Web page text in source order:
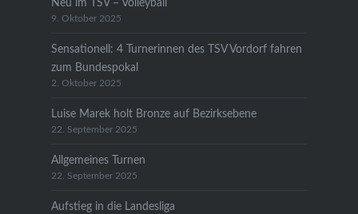
Neu im TSV – Volleyball
9. Oktober 2025
Sensationell: 4 Turnerinnen des TSV Vordorf fahren
zum Bundespokal
2. Oktober 2025
Luise Marek holt Bronze auf Bezirksebene
22. September 2025
Allgemeines Turnen
22. September 2025
Aufstieg in die Landesliga